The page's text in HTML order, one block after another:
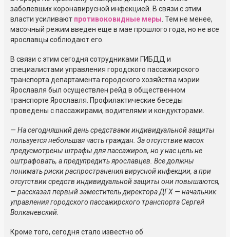
заболевших коронавирусной инфекцией. В связи с этим
власти усиливают противоковидные меры. Тем не менее,
масочный режим введен еще в мае прошлого года, но не все
ярославцы соблюдают его.
В связи с этим сегодня сотрудниками ГИБДД и
специалистами управления городского пассажирского
транспорта департамента городского хозяйства мэрии
Ярославля был осуществлен рейд в общественном
транспорте Ярославля. Профилактические беседы
проведены с пассажирами, водителями и кондукторами.
— На сегодняшний день средствами индивидуальной защиты
пользуется небольшая часть граждан. За отсутствие масок
предусмотрены штрафы для пассажиров, но у нас цель не
оштрафовать, а предупредить ярославцев. Все должны
понимать риски распространения вирусной инфекции, а при
отсутствии средств индивидуальной защиты они повышаются,
— рассказал первый заместитель директора ДГХ — начальник
управления городского пассажирского транспорта Сергей
Волканевский.
Кроме того, сегодня стало известно об